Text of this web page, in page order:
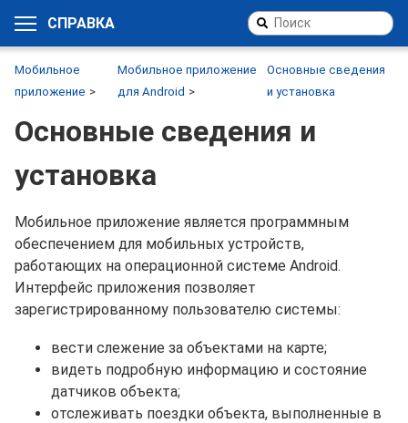
СПРАВКА
Мобильное
приложение
Мобильное приложение
для Android
Основные сведения
и установка
Основные сведения и
установка
Мобильное приложение является программным
обеспечением для мобильных устройств,
работающих на операционной системе Android.
Интерфейс приложения позволяет
зарегистрированному пользователю системы:
вести слежение за объектами на карте;
видеть подробную информацию и состояние
датчиков объекта;
отслеживать поездки объекта, выполненные в